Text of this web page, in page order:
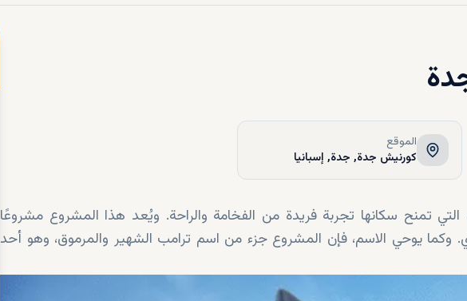
الموقع
كورنيش جدة, جدة, إسبانيا
التي تمنح سكانها تجربة فريدة من الفخامة والراحة. ويُعد هذا المشروع مشروعًا
وكما يوحي الاسم، فإن المشروع جزء من اسم ترامب الشهير والمرموق، وهو أحد